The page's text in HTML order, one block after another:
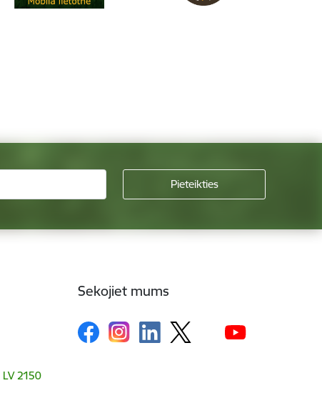
2150
Sekojiet mums